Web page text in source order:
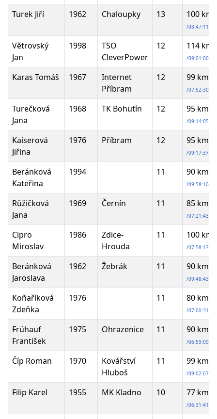
Turek Jiří 1962 Chaloupky 13 100 km
/08:47:11
Větrovský
Jan
1998
TSO
CleverPower
12 114 km
/09:01:00
Karas Tomáš 1967
Internet
Příbram
12 99 km
/07:52:30
Turečková
Jana
1968 TK Bohutín 12 95 km
/09:14:05
Kaiserová
Jiřina
1976 Příbram 12 95 km
/09:17:37
Beránková
Kateřina
1994 11 90 km
/09:58:10
Růžičková
Jana
1969 Černín 11 85 km
/07:21:43
Cipro
Miroslav
1986
Zdice-
Hrouda
11 100 km
/07:58:17
Beránková
Jaroslava
1962 Žebrák 11 90 km
/09:48:43
Koňaříková
Zdeňka
1976 11 80 km
/07:00:31
Frühauf
František
1975 Ohrazenice 11 90 km
/06:59:09
Číp Roman 1970
Kovářství
Hluboš
11 99 km
/09:02:07
Filip Karel 1955 MK Kladno 10 77 km
/06:31:41